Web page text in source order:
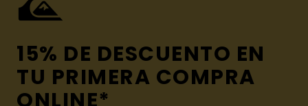
15% DE DESCUENTO EN
TU PRIMERA COMPRA